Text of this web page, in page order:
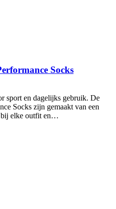
Socks
sport en dagelijks gebruik. De
Socks zijn gemaakt van een
bij elke outfit en…